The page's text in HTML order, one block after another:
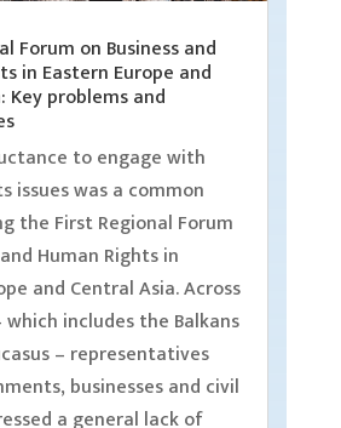
Forum on Business and
in Eastern Europe and
Key problems and
to engage with
issues was a common
the First Regional Forum
Human Rights in
and Central Asia. Across
includes the Balkans
– representatives
businesses and civil
a general lack of